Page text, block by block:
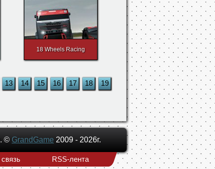
18 Wheels Racing
13 14 15 16 17 18
19
© GrandGame 2009 - 2026г.
RSS-лента